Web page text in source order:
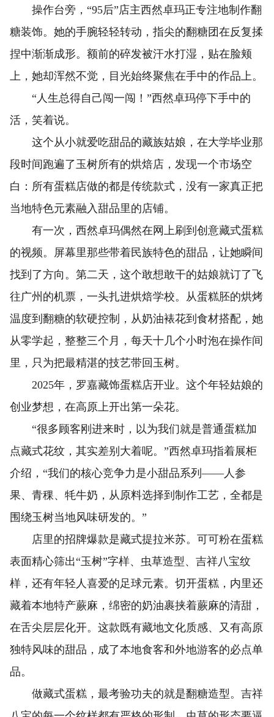
操作台旁，“95后”店主西然卓玛正专注地制作翻
糖装饰。她的手腕轻轻转动，指尖的翻糖团在反复揉
捏中渐渐成形。额前的碎发被汗水打湿，贴在脸颊
上，她却浑然不觉，目光始终聚焦在手中的作品上。
“人生总得自己闯一闯！”西然卓玛停下手中的
活，笑着说。
这个从小就爱吃甜品的藏族姑娘，在大学毕业那
段时间跑遍了玉树所有的烘焙店，发现一个市场空
白：所有蛋糕店做的都是传统款式，没有一家真正把
当地特色元素融入甜品里的店铺。
有一次，西然卓玛偶然在网上刷到创意藏式蛋糕
的视频。屏幕里那些带着民族特色的甜品，让她瞬间
找到了方向。第二天，这个敢想敢干的姑娘就订了飞
往广州的机票，一头扎进烘焙学校。从蛋糕胚的烘烤
温度到翻糖的软硬控制，从奶油裱花到食材搭配，她
从零学起，整整三个月，每天十几个小时泡在操作间
里，只为把最精湛的技艺带回玉树。
2025年，罗嘉藏饰蛋糕店开业。这个年轻姑娘的
创业梦想，在高原上开出第一朵花。
“很多顾客刚进来时，以为我们就是普通蛋糕加
点藏式花纹，其实差别大着呢。”西然卓玛指着展柜
介绍，“我们的核心竞争力是小甜品系列——人参
果、青稞、牦牛奶，从原料选择到制作工艺，全都是
围绕玉树当地风味研发的。”
店里的招牌爆款是藏式提拉米苏。可可粉在蛋糕
表面精心筛出“玉树”字样、虫草造型、吉祥八宝纹
样，还有年轻人喜爱的足球元素。切开蛋糕，内里还
藏着本地特产蕨麻，绵密的奶油裹挟着蕨麻的清甜，
在舌尖层层化开。这款既有藏地文化质感、又有高原
独特风味的甜品，成了本地食客和外地游客的必点单
品。
做藏式蛋糕，最考验功夫的就是翻糖造型。吉祥